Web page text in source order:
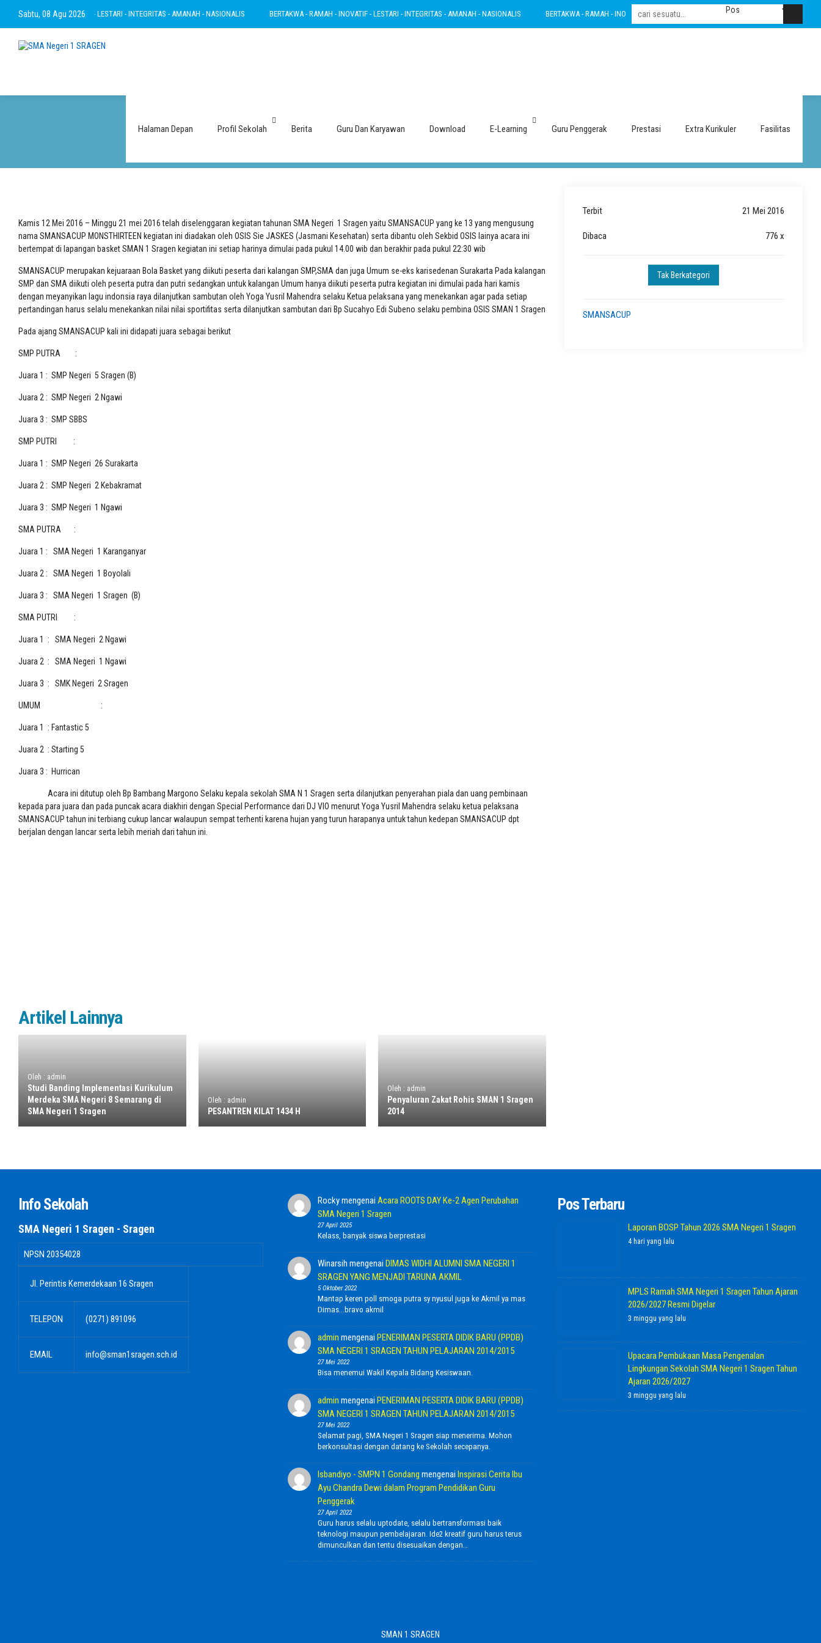
Sabtu, 08 Agu 2026
- RAMAH - INOVATIF - LESTARI - INTEGRITAS - AMANAH - NASIONALIS BERTAKWA - RAMAH - INOVATIF - LESTARI - INTEGRITAS - AMANAH - NASIONALIS BERTAKWA - RAMAH - INOVATIF - LESTARI - INTEGRITAS - AMANAH - NASIONALIS
Halaman Depan Profil Sekolah Berita Guru Dan Karyawan Download E-Learning Guru Penggerak Prestasi Extra Kurikuler Fasilitas
Smansa Cup MONSTHIRTEEN
Kamis 12 Mei 2016 – Minggu 21 mei 2016 telah diselenggaran kegiatan tahunan SMA Negeri 1 Sragen yaitu SMANSACUP yang ke 13 yang mengusung
nama SMANSACUP MONSTHIRTEEN kegiatan ini diadakan oleh OSIS Sie JASKES (Jasmani Kesehatan) serta dibantu oleh Sekbid OSIS lainya acara ini
bertempat di lapangan basket SMAN 1 Sragen kegiatan ini setiap harinya dimulai pada pukul 14.00 wib dan berakhir pada pukul 22:30 wib
SMANSACUP merupakan kejuaraan Bola Basket yang diikuti peserta dari kalangan SMP,SMA dan juga Umum se-eks karisedenan Surakarta Pada kalangan
SMP dan SMA diikuti oleh peserta putra dan putri sedangkan untuk kalangan Umum hanya diikuti peserta putra kegiatan ini dimulai pada hari kamis
dengan meyanyikan lagu indonsia raya dilanjutkan sambutan oleh Yoga Yusril Mahendra selaku Ketua pelaksana yang menekankan agar pada setiap
pertandingan harus selalu menekankan nilai nilai sportifitas serta dilanjutkan sambutan dari Bp Sucahyo Edi Subeno selaku pembina OSIS SMAN 1 Sragen
Pada ajang SMANSACUP kali ini didapati juara sebagai berikut
SMP PUTRA :
Juara 1 : SMP Negeri 5 Sragen (B)
Juara 2 : SMP Negeri 2 Ngawi
Juara 3 : SMP SBBS
SMP PUTRI :
Juara 1 : SMP Negeri 26 Surakarta
Juara 2 : SMP Negeri 2 Kebakramat
Juara 3 : SMP Negeri 1 Ngawi
SMA PUTRA :
Juara 1 : SMA Negeri 1 Karanganyar
Juara 2 : SMA Negeri 1 Boyolali
Juara 3 : SMA Negeri 1 Sragen (B)
SMA PUTRI :
Juara 1 : SMA Negeri 2 Ngawi
Juara 2 : SMA Negeri 1 Ngawi
Juara 3 : SMK Negeri 2 Sragen
UMUM :
Juara 1 : Fantastic 5
Juara 2 : Starting 5
Juara 3 : Hurrican
Acara ini ditutup oleh Bp Bambang Margono Selaku kepala sekolah SMA N 1 Sragen serta dilanjutkan penyerahan piala dan uang pembinaan
kepada para juara dan pada puncak acara diakhiri dengan Special Performance dari DJ VIO menurut Yoga Yusril Mahendra selaku ketua pelaksana
SMANSACUP tahun ini terbiang cukup lancar walaupun sempat terhenti karena hujan yang turun harapanya untuk tahun kedepan SMANSACUP dpt
berjalan dengan lancar serta lebih meriah dari tahun ini.
Artikel Lainnya
Oleh : admin
Studi Banding Implementasi Kurikulum
Merdeka SMA Negeri 8 Semarang di
SMA Negeri 1 Sragen
Oleh : admin
PESANTREN KILAT 1434 H
Oleh : admin
Penyaluran Zakat Rohis SMAN 1 Sragen
2014
Terbit 21 Mei 2016
Dibaca 776 x
Tak Berkategori
SMANSACUP
Info Sekolah
SMA Negeri 1 Sragen - Sragen
NPSN 20354028
Jl. Perintis Kemerdekaan 16 Sragen
TELEPON (0271) 891096
EMAIL info@sman1sragen.sch.id
RockymengenaiAcara ROOTS DAY Ke-2 Agen Perubahan
SMA Negeri 1 Sragen
27 April 2025
Kelass, banyak siswa berprestasi
Winarsih mengenaiDIMAS WIDHI ALUMNI SMA NEGERI 1
SRAGEN YANG MENJADI TARUNA AKMIL
5 Oktober 2022
Mantap keren poll smoga putra sy nyusul juga ke Akmil ya mas
Dimas...bravo akmil
admin mengenaiPENERIMAN PESERTA DIDIK BARU (PPDB)
SMA NEGERI 1 SRAGEN TAHUN PELAJARAN 2014/2015
27 Mei 2022
Bisa menemui Wakil Kepala Bidang Kesiswaan.
admin mengenaiPENERIMAN PESERTA DIDIK BARU (PPDB)
SMA NEGERI 1 SRAGEN TAHUN PELAJARAN 2014/2015
27 Mei 2022
Selamat pagi, SMA Negeri 1 Sragen siap menerima. Mohon
berkonsultasi dengan datang ke Sekolah secepanya.
Isbandiyo - SMPN 1 Gondang mengenaiInspirasi Cerita Ibu
Ayu Chandra Dewi dalam Program Pendidikan Guru
Penggerak
27 April 2022
Guru harus selalu uptodate, selalu bertransformasi baik
teknologi maupun pembelajaran. Ide2 kreatif guru harus terus
dimunculkan dan tentu disesuaikan dengan…
Pos Terbaru
Laporan BOSP Tahun 2026 SMA Negeri 1 Sragen
4 hari yang lalu
MPLS Ramah SMA Negeri 1 Sragen Tahun Ajaran
2026/2027 Resmi Digelar
3 minggu yang lalu
Upacara Pembukaan Masa Pengenalan
Lingkungan Sekolah SMA Negeri 1 Sragen Tahun
Ajaran 2026/2027
3 minggu yang lalu
SMAN 1 SRAGEN